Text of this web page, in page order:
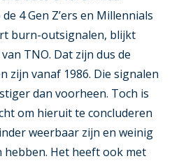
4 Gen Z’ers en Millennials
burn-outsignalen, blijkt
TNO. Dat zijn dus de
zijn vanaf 1986. Die signalen
dan voorheen. Toch is
om hieruit te concluderen
weerbaar zijn en weinig
hebben. Het heeft ook met